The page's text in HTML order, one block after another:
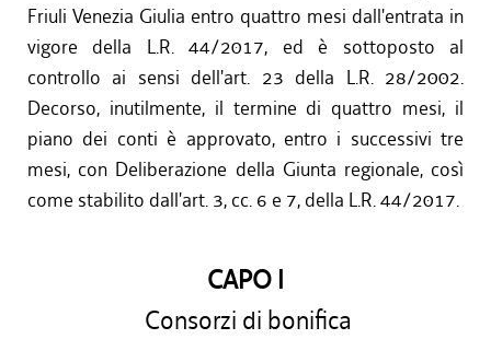
Friuli Venezia Giulia entro quattro mesi dall'entrata in
vigore della L.R. 44/2017, ed è sottoposto al
controllo ai sensi dell'art. 23 della L.R. 28/2002.
Decorso, inutilmente, il termine di quattro mesi, il
piano dei conti è approvato, entro i successivi tre
mesi, con Deliberazione della Giunta regionale, così
come stabilito dall'art. 3, cc. 6 e 7, della L.R. 44/2017.
CAPO I
Consorzi di bonifica